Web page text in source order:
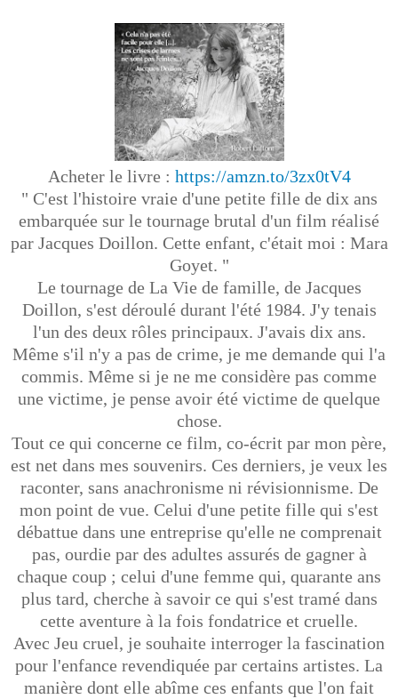
Acheter le livre : https://amzn.to/3zx0tV4
" C'est l'histoire vraie d'une petite fille de dix ans
embarquée sur le tournage brutal d'un film réalisé
par Jacques Doillon. Cette enfant, c'était moi : Mara
Goyet. "
Le tournage de La Vie de famille, de Jacques
Doillon, s'est déroulé durant l'été 1984. J'y tenais
l'un des deux rôles principaux. J'avais dix ans.
Même s'il n'y a pas de crime, je me demande qui l'a
commis. Même si je ne me considère pas comme
une victime, je pense avoir été victime de quelque
chose.
Tout ce qui concerne ce film, co-écrit par mon père,
est net dans mes souvenirs. Ces derniers, je veux les
raconter, sans anachronisme ni révisionnisme. De
mon point de vue. Celui d'une petite fille qui s'est
débattue dans une entreprise qu'elle ne comprenait
pas, ourdie par des adultes assurés de gagner à
chaque coup ; celui d'une femme qui, quarante ans
plus tard, cherche à savoir ce qui s'est tramé dans
cette aventure à la fois fondatrice et cruelle.
Avec Jeu cruel, je souhaite interroger la fascination
pour l'enfance revendiquée par certains artistes. La
manière dont elle abîme ces enfants que l'on fait